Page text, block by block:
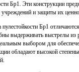
Бр1. Эти конструкции
учреждений и защиты их
пулестойкости Бр1
выдерживать выстрелы из
выбором для
обладают высокой